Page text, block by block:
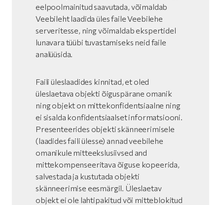
eelpoolmainitud saavutada, võimaldab
Veebileht laadida üles faile Veebilehe
serveritesse, ning võimaldab ekspertidel
lunavara tüübi tuvastamiseks neid faile
analüüsida.
Faili üleslaadides kinnitad, et oled
üleslaetava objekti õiguspärane omanik
ning objekt on mittekonfidentsiaalne ning
ei sisalda konfidentsiaalset informatsiooni.
Presenteerides objekti skänneerimisele
(laadides faili ülesse) annad veebilehe
omanikule mitteekslusiivsed and
mittekompenseeritava õiguse kopeerida,
salvestada ja kustutada objekti
skänneerimise eesmärgil. Üleslaetav
objekt ei ole lahtipakitud või mitteblokitud